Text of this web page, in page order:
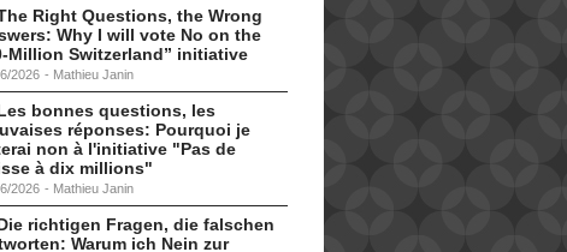
Right Questions, the Wrong
Why I will vote No on the
Million Switzerland” initiative
2026 - Mathieu Janin
bonnes questions, les
réponses: Pourquoi je
non à l'initiative "Pas de
à dix millions"
2026 - Mathieu Janin
richtigen Fragen, die falschen
Warum ich Nein zur